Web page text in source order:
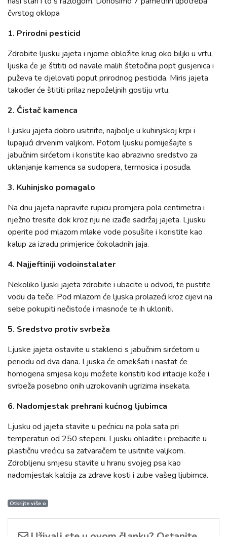
čvrstog oklopa
1. Prirodni pesticid
Zdrobite ljusku jajeta i njome obložite krug oko biljki u vrtu,
ljuska će je štititi od navale malih štetočina popt gusjenica i
puževa te djelovati poput prirodnog pesticida. Miris jajeta
također će štititi prilaz nepoželjnih gostiju vrtu.
2. Čistač kamenca
Ljusku jajeta dobro usitnite, najbolje u kuhinjskoj krpi i
lupajući drvenim valjkom. Potom ljusku pomiješajte s
jabučnim sirćetom i koristite kao abrazivno sredstvo za
uklanjanje kamenca sa sudopera, termosica i posuđa.
3. Kuhinjsko pomagalo
Na dnu jajeta napravite rupicu promjera pola centimetra i
nježno tresite dok kroz nju ne izađe sadržaj jajeta. Ljusku
operite pod mlazom mlake vode posušite i koristite kao
kalup za izradu primjerice čokoladnih jaja.
4. Najjeftiniji vodoinstalater
Nekoliko ljuski jajeta zdrobite i ubacite u odvod, te pustite
vodu da teče. Pod mlazom će ljuska prolazeći kroz cijevi na
sebe pokupiti nečistoće i masnoće te ih ukloniti.
5. Sredstvo protiv svrbeža
Ljuske jajeta ostavite u staklenci s jabučnim sirćetom u
periodu od dva dana. Ljuska će omekšati i nastat će
homogena smjesa koju možete koristiti kod iritacije kože i
svrbeža posebno onih uzrokovanih ugrizima insekata.
6. Nadomjestak prehrani kućnog ljubimca
Ljusku od jajeta stavite u pećnicu na pola sata pri
temperaturi od 250 stepeni. Ljusku ohladite i prebacite u
plastičnu vrećicu sa zatvaračem te usitnite valjkom.
Zdrobljenu smjesu stavite u hranu svojeg psa kao
nadomjestak kalcija za zdrave kosti i zube vašeg ljubimca.
Otkrijte više o